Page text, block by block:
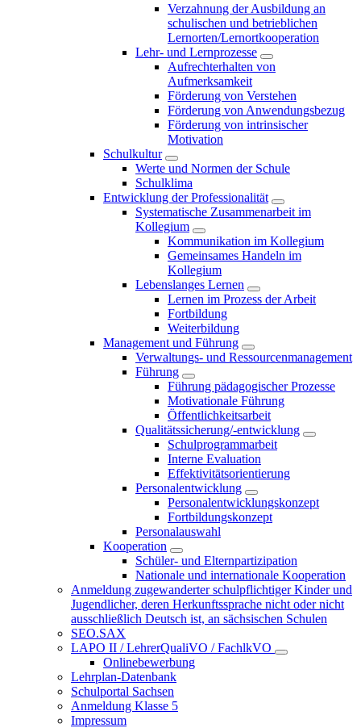
Verzahnung der Ausbildung an
schulischen und betrieblichen
Lernorten/Lernortkooperation
Lehr- und Lernprozesse
Aufrechterhalten von
Aufmerksamkeit
Förderung von Verstehen
Förderung von Anwendungsbezug
Förderung von intrinsischer
Motivation
Schulkultur
Werte und Normen der Schule
Schulklima
Entwicklung der Professionalität
Systematische Zusammenarbeit im
Kollegium
Kommunikation im Kollegium
Gemeinsames Handeln im
Kollegium
Lebenslanges Lernen
Lernen im Prozess der Arbeit
Fortbildung
Weiterbildung
Management und Führung
Verwaltungs- und Ressourcenmanagement
Führung
Führung pädagogischer Prozesse
Motivationale Führung
Öffentlichkeitsarbeit
Qualitätssicherung/-entwicklung
Schulprogrammarbeit
Interne Evaluation
Effektivitätsorientierung
Personalentwicklung
Personalentwicklungskonzept
Fortbildungskonzept
Personalauswahl
Kooperation
Schüler- und Elternpartizipation
Nationale und internationale Kooperation
Anmeldung zugewanderter schulpflichtiger Kinder und
Jugendlicher, deren Herkunftssprache nicht oder nicht
ausschließlich Deutsch ist, an sächsischen Schulen
SEO.SAX
LAPO II / LehrerQualiVO / FachlkVO
Onlinebewerbung
Lehrplan-Datenbank
Schulportal Sachsen
Anmeldung Klasse 5
Impressum